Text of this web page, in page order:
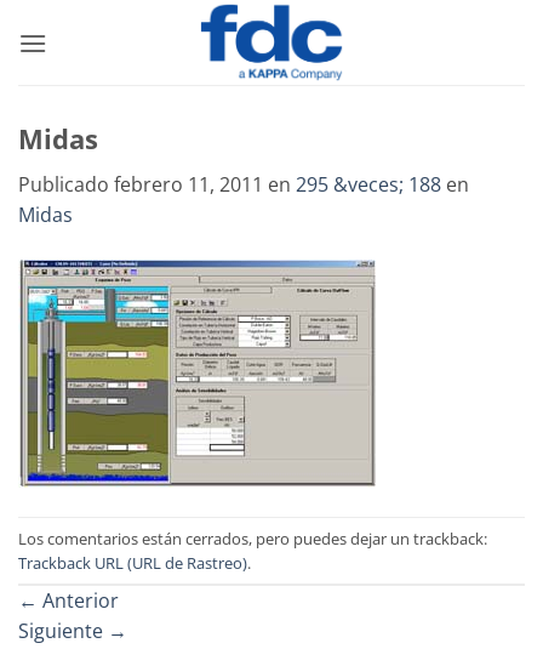
Midas
Publicado febrero 11, 2011 en 295 &veces; 188 en
Midas
Los comentarios están cerrados, pero puedes dejar un trackback:
Trackback URL (URL de Rastreo).
← Anterior
Siguiente →